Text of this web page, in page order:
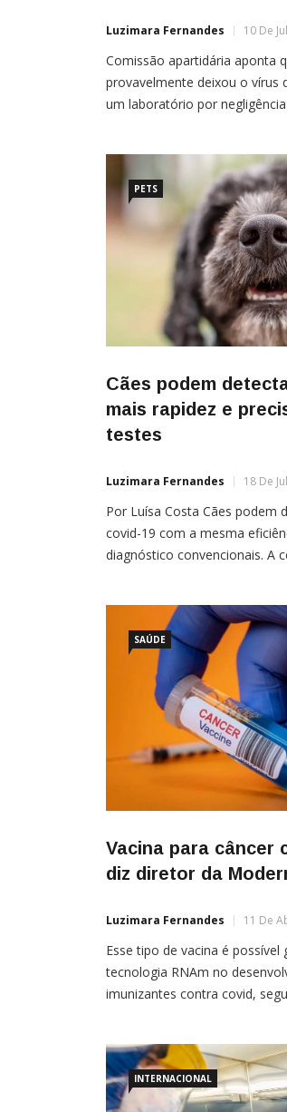
Luzimara Fernandes 10 De
Comissão apartidária aponta
provavelmente deixou o vírus
um laboratório por
responsável pela pandemia de
Um
PETS
Cães podem
mais rapidez e
testes
Luzimara Fernandes 18 De
Por Luísa Costa Cães podem
covid-19 com a mesma
diagnóstico convencionais. A
— publicados em revistas
a capacidade canina para tal.
SAÚDE
Vacina para câncer
diz diretor da
Luzimara Fernandes 11 De
Esse tipo de vacina é possível
tecnologia RNAm no
imunizantes contra covid,
condições estarão prontas
nisso que a empresa
revelado em entrevista com
INTERNACIONAL